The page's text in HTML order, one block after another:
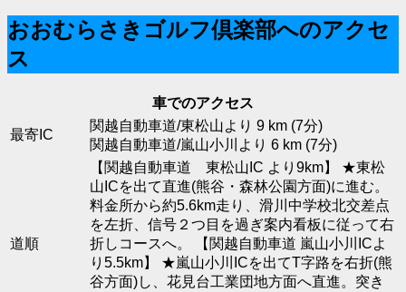
おおむらさきゴルフ倶楽部へのアクセ
ス
車でのアクセス
最寄IC
関越自動車道/東松山より 9 km (7分)
関越自動車道/嵐山小川より 6 km (7分)
道順
【関越自動車道 東松山IC より9km】 ★東松
山ICを出て直進(熊谷・森林公園方面)に進む。
料金所から約5.6km走り、滑川中学校北交差点
を左折、信号２つ目を過ぎ案内看板に従って右
折しコースへ。 【関越自動車道 嵐山小川ICよ
り5.5km】 ★嵐山小川ICを出てT字路を右折(熊
谷方面)し、花見台工業団地方面へ直進。突き